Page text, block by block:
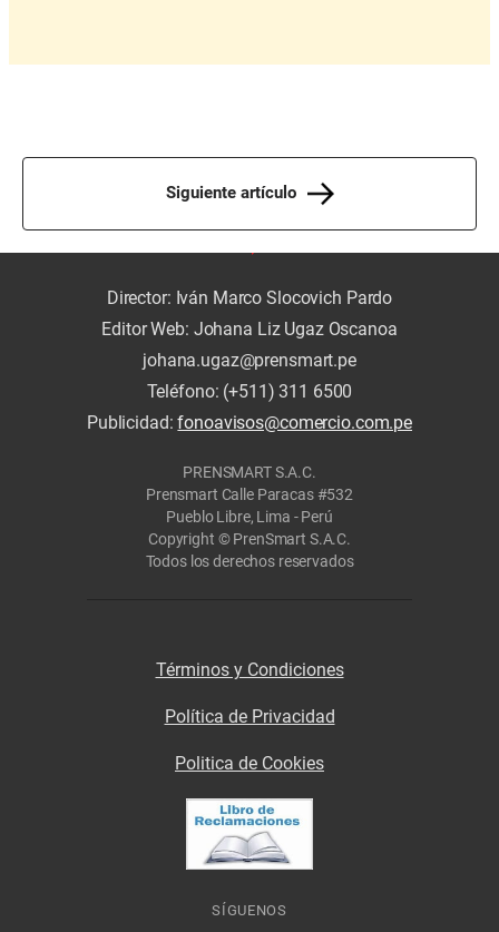
Siguiente artículo
Director: Iván Marco Slocovich Pardo
Editor Web: Johana Liz Ugaz Oscanoa
johana.ugaz@prensmart.pe
Teléfono: (+511) 311 6500
Publicidad:fonoavisos@comercio.com.pe
PRENSMART S.A.C.
Prensmart Calle Paracas #532
Pueblo Libre, Lima - Perú
Copyright © PrenSmart S.A.C.
Todos los derechos reservados
Términos y Condiciones
Política de Privacidad
Politica de Cookies
SÍGUENOS